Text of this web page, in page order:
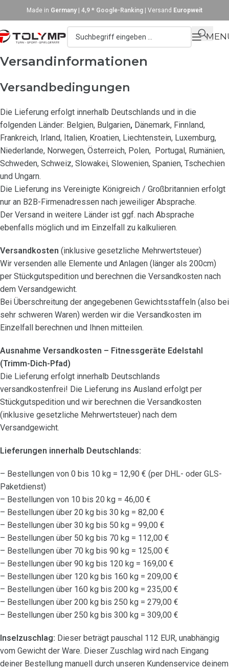
Made in Germany 4,9 * Google-Ranking | Versand Europweit
Versandinformationen
Versandbedingungen
Die Lieferung erfolgt innerhalb Deutschlands und in die
folgenden Länder: Belgien, Bulgarien, Dänemark, Finnland,
Frankreich, Irland, Italien, Kroatien, Liechtenstein, Luxemburg,
Niederlande, Norwegen, Österreich, Polen, Portugal, Rumänien,
Schweden, Schweiz, Slowakei, Slowenien, Spanien, Tschechien
und Ungarn.
Die Lieferung ins Vereinigte Königreich / Großbritannien erfolgt
nur an B2B-Firmenadressen nach jeweiliger Absprache.
Der Versand in weitere Länder ist ggf. nach Absprache
ebenfalls möglich und im Einzelfall zu kalkulieren.
Versandkosten (inklusive gesetzliche Mehrwertsteuer)
Wir versenden alle Elemente und Anlagen (länger als 200cm)
per Stückgutspedition und berechnen die Versandkosten nach
dem Versandgewicht.
Bei Überschreitung der angegebenen Gewichtsstaffeln (also bei
sehr schweren Waren) werden wir die Versandkosten im
Einzelfall berechnen und Ihnen mitteilen.
Ausnahme Versandkosten – Fitnessgeräte Edelstahl
(Trimm-Dich-Pfad)
Die Lieferung erfolgt innerhalb Deutschlands
versandkostenfrei! Die Lieferung ins Ausland erfolgt per
Stückgutspedition und wir berechnen die Versandkosten
(inklusive gesetzliche Mehrwertsteuer) nach dem
Versandgewicht.
Lieferungen innerhalb Deutschlands:
– Bestellungen von 0 bis 10 kg = 12,90 € (per DHL- oder GLS-
Paketdienst)
– Bestellungen von 10 bis 20 kg = 46,00 €
– Bestellungen über 20 kg bis 30 kg = 82,00 €
– Bestellungen über 30 kg bis 50 kg = 99,00 €
– Bestellungen über 50 kg bis 70 kg = 112,00 €
– Bestellungen über 70 kg bis 90 kg = 125,00 €
– Bestellungen über 90 kg bis 120 kg = 169,00 €
– Bestellungen über 120 kg bis 160 kg = 209,00 €
– Bestellungen über 160 kg bis 200 kg = 235,00 €
– Bestellungen über 200 kg bis 250 kg = 279,00 €
– Bestellungen über 250 kg bis 300 kg = 309,00 €
Inselzuschlag: Dieser beträgt pauschal 112 EUR, unabhängig
vom Gewicht der Ware. Dieser Zuschlag wird nach Eingang
deiner Bestellung manuell durch unseren Kundenservice deinem